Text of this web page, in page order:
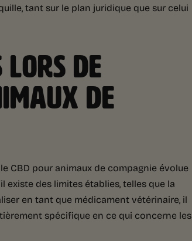
tant sur le plan juridique que sur celui
DE
DE
CBD pour animaux de compagnie évolue
existe des limites établies, telles que la
en tant que médicament vétérinaire, il
spécifique en ce qui concerne les